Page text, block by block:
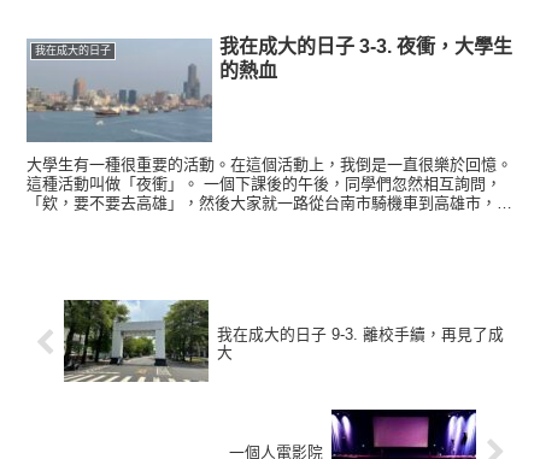
我在成大的日子
我在成大的日子 3-3. 夜衝，大學生
的熱血
大學生有一種很重要的活動。在這個活動上，我倒是一直很樂於回憶。
這種活動叫做「夜衝」。 一個下課後的午後，同學們忽然相互詢問，
「欸，要不要去高雄」，然後大家就一路從台南市騎機車到高雄市，晃
我在成大的日子 9-3. 離校手續，再見了成
大
一個人電影院